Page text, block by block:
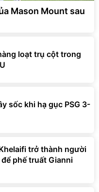
Mason Mount sau
loạt trụ cột trong
sốc khi hạ gục PSG 3-
trở thành người
phế truất Gianni